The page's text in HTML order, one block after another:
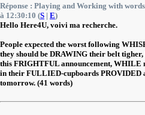
Réponse : Playing and Working with
à 12:30:10 (S | E)
Hello Here4U, voivi ma recherche.
People expected the worst following
they should be DRAWING their belt
this FRIGHTFUL announcement, WHILE
in their FULLIED-cupboards PROVIDED
tomorrow. (41 words)